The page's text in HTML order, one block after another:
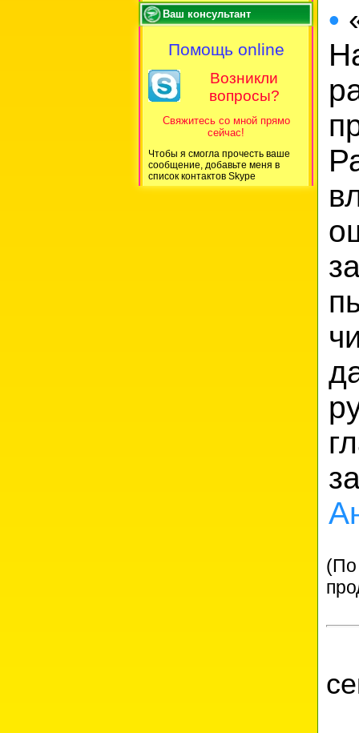
Ваш консультант
Помощь online
Возникли
вопросы?
Свяжитесь со мной прямо
сейчас!
Чтобы я смогла прочесть ваше
сообщение, добавьте меня в
список контактов Skype
•
(По